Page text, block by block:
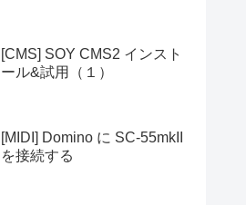
[CMS] SOY CMS2 インスト
ール&試用（１）
[MIDI] Domino に SC-55mkII
を接続する